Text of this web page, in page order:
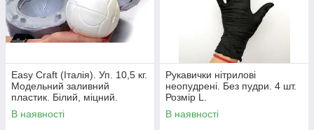
Easy Сraft (Італія). Уп. 10,5 кг.
Модельний заливний
пластик. Білий, міцний.
В наявності
Рукавички нітрилові
неопудрені. Без пудри. 4 шт.
Розмір L.
В наявності